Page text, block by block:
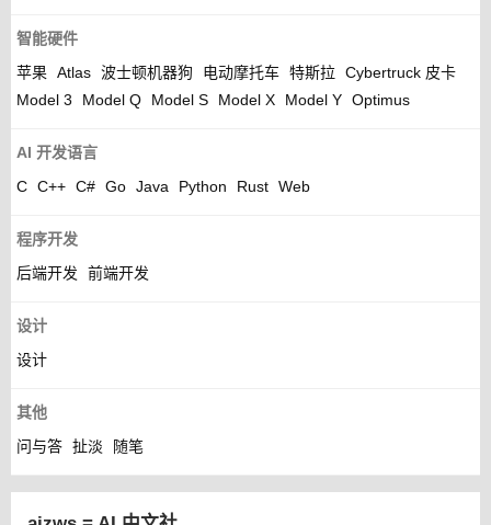
智能硬件
苹果 Atlas 波士顿机器狗 电动摩托车 特斯拉 Cybertruck 皮卡
Model 3
Model Q Model S Model X Model Y Optimus
AI 开发语言
C C++ C# Go Java Python Rust Web
程序开发
后端开发
前端开发
设计
设计
其他
问与答 扯淡 随笔